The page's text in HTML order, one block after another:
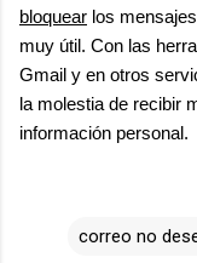
bloquear los
muy útil. Con las
Gmail y en otros
la molestia de recibir
información personal.
correo no